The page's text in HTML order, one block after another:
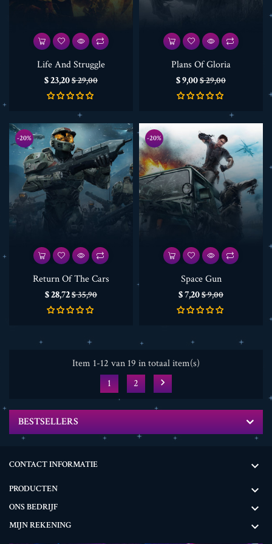
Life And Struggle
Prijs
$ 23,20Normale
prijs
$ 29,00
Plans Of Gloria
Prijs
$ 9,00Normale
prijs
$ 29,00
-20%
Return Of The Cars
Prijs
$ 28,72Normale
prijs
$ 35,90
-20%
Space Gun
Prijs
$ 7,20Normale
prijs
$ 9,00
Item 1-12 van 19 in totaal item(s)
1
2 
BESTSELLERS
CONTACT INFORMATIE 
PRODUCTEN 
ONS BEDRIJF 
MIJN REKENING 